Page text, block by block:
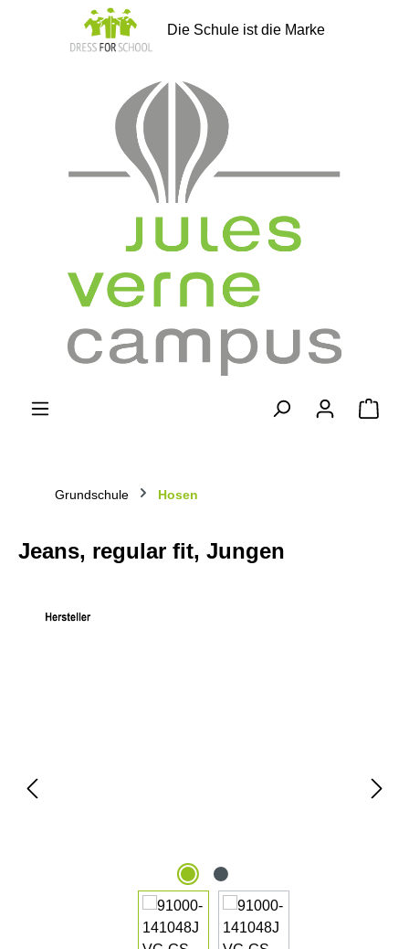
springen
Die Schule ist die Marke
Grundschule Hosen
Jeans, regular fit, Jungen